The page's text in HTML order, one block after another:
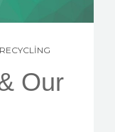
RECYCLING
Our